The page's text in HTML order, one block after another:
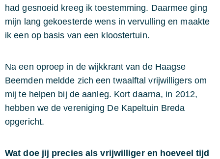
had gesnoeid kreeg ik toestemming. Daarmee ging
mijn lang gekoesterde wens in vervulling en maakte
ik een op basis van een kloostertuin.
Na een oproep in de wijkkrant van de Haagse
Beemden meldde zich een twaalftal vrijwilligers om
mij te helpen bij de aanleg. Kort daarna, in 2012,
hebben we de vereniging De Kapeltuin Breda
opgericht.
Wat doe jij precies als vrijwilliger en hoeveel tijd